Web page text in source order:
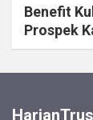
Benefit
Prospek